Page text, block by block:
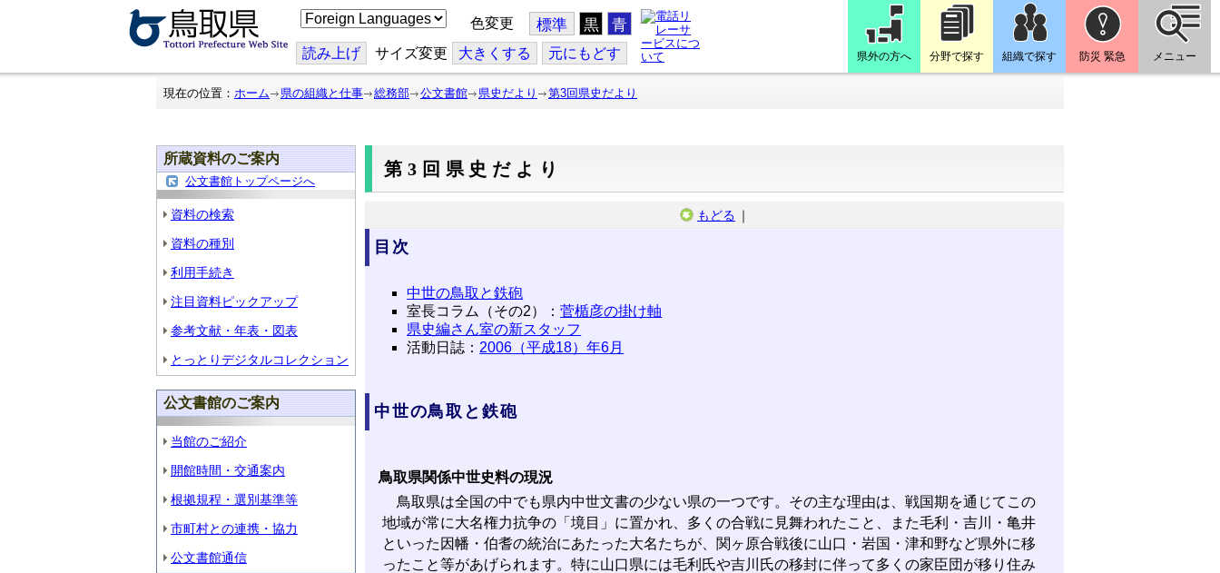
こ
の
ジ
を
翻
色変更 標準 黒 青
読み上げ サイズ変更 大きくする 元にもどす 県外の方へ 分野で探す 組織で探す 防災 緊急 メニュー
現在の位置： ホーム 県の組織と仕事 総務部 公文書館 県史だより 第3回県史だより
所蔵資料のご案内
公文書館トップページへ
資料の検索
資料の種別
利用手続き
注目資料ピックアップ
参考文献・年表・図表
とっとりデジタルコレクション
公文書館のご案内
当館のご紹介
開館時間・交通案内
根拠規程・選別基準等
市町村との連携・協力
公文書館通信
第3回県史だより
もどる ｜
目次
中世の鳥取と鉄砲
室長コラム（その2）：菅楯彦の掛け軸
県史編さん室の新スタッフ
活動日誌： 2006（平成18）年6月
中世の鳥取と鉄砲
鳥取県関係中世史料の現況
鳥取県は全国の中でも県内中世文書の少ない県の一つです。その主な理由は、戦国期を通じてこの
地域が常に大名権力抗争の「境目」に置かれ、多くの合戦に見舞われたこと、また毛利・吉川・亀井
といった因幡・伯耆の統治にあたった大名たちが、関ヶ原合戦後に山口・岩国・津和野など県外に移
ったこと等があげられます。特に山口県には毛利氏や吉川氏の移封に伴って多くの家臣団が移り住み